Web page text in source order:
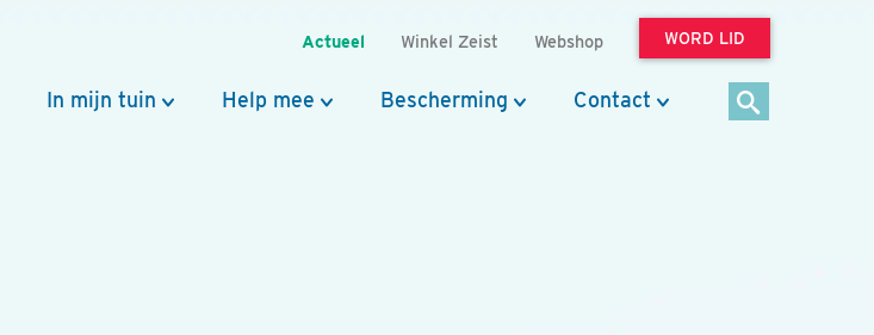
Actueel Winkel Zeist Webshop WORD LID
In mijn tuin Help mee Bescherming Contact